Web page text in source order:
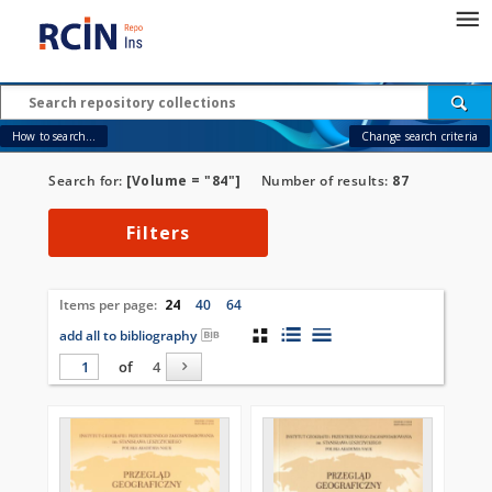
How to search... Change search criteria
Search for: [Volume = "84"] Number of results: 87
Filters
Items per page: 24 40
64
add all to bibliography
of
4